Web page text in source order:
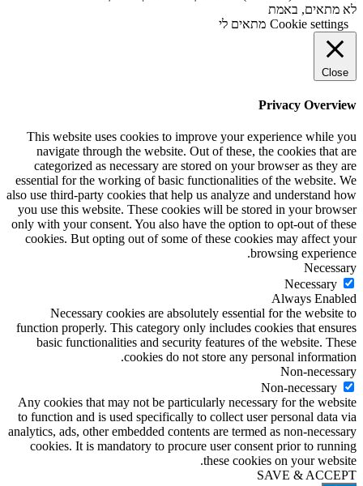
לא מתאים, באמת
Cookie settings מתאים לי
Close
Privacy Overview
This website uses cookies to improve your experience while you
navigate through the website. Out of these, the cookies that are
categorized as necessary are stored on your browser as they are
essential for the working of basic functionalities of the website. We
also use third-party cookies that help us analyze and understand how
you use this website. These cookies will be stored in your browser
only with your consent. You also have the option to opt-out of these
cookies. But opting out of some of these cookies may affect your
browsing experience.
Necessary
Necessary
Always Enabled
Necessary cookies are absolutely essential for the website to
function properly. This category only includes cookies that ensures
basic functionalities and security features of the website. These
cookies do not store any personal information.
Non-necessary
Non-necessary
Any cookies that may not be particularly necessary for the website
to function and is used specifically to collect user personal data via
analytics, ads, other embedded contents are termed as non-necessary
cookies. It is mandatory to procure user consent prior to running
these cookies on your website.
SAVE & ACCEPT